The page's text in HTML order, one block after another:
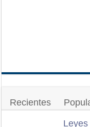
Recientes